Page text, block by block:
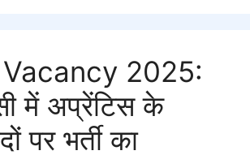
2025:
में अप्रेंटिस के
पर भर्ती का